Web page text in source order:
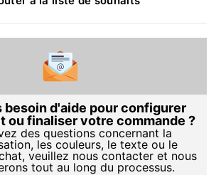
besoin d'aide pour configurer
ou finaliser votre commande ?
des questions concernant la
les couleurs, le texte ou le
veuillez nous contacter et nous
tout au long du processus.